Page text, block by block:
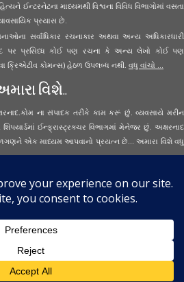
ઈન્ટરનેટના માધ્યમથી વિશ્વના વિવિધ વિભાગોમાં વસતા
પ્રયાસ છે.
સર્વાધિકાર રચનાકાર અથવા અન્ય અધિકારધારી
પર પ્રસિધ્ધ કોઈ પણ રચના કે અન્ય લેખો કોઈ પણ
ક્રિએટીવ કોમન્સ) હેઠળ ઉપલબ્ધ નથી. વધુ વાંચો ...
વિશે..
ના સંપાદક તરીકે કામ કરૂં છું. વ્યવસાયે મરીન
ઈન્ફ્રાસ્ટ્રક્ચર વિભાગમાં મેનેજર છું. અક્ષરનાદ
વળગણને એક માધ્યમ આપવાનો પ્રયત્ન છે... અમારા વિશે વધુ
Site Assurance
By Jignesh Adhyaru ·
Rights Reserved ·